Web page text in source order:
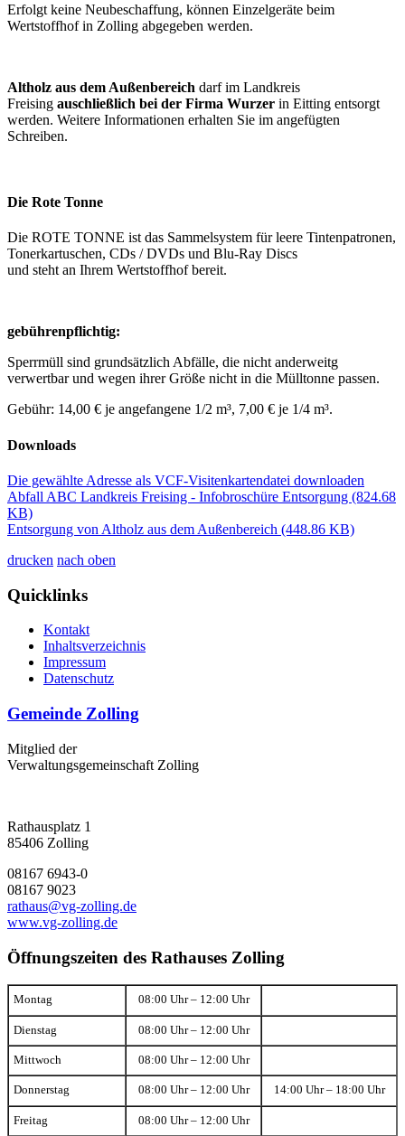
Erfolgt keine Neubeschaffung, können Einzelgeräte beim
Wertstoffhof in Zolling abgegeben werden.
Altholz aus dem Außenbereich darf im Landkreis
Freising auschließlich bei der Firma Wurzer in Eitting entsorgt
werden. Weitere Informationen erhalten Sie im angefügten
Schreiben.
Die Rote Tonne
Die ROTE TONNE ist das Sammelsystem für leere Tintenpatronen,
Tonerkartuschen, CDs / DVDs und Blu-Ray Discs
und steht an Ihrem Wertstoffhof bereit.
gebührenpflichtig:
Sperrmüll sind grundsätzlich Abfälle, die nicht anderweitg
verwertbar und wegen ihrer Größe nicht in die Mülltonne passen.
Gebühr: 14,00 € je angefangene 1/2 m³, 7,00 € je 1/4 m³.
Downloads
Die gewählte Adresse als VCF-Visitenkartendatei downloaden
Abfall ABC Landkreis Freising - Infobroschüre Entsorgung (824.68
KB)
Entsorgung von Altholz aus dem Außenbereich (448.86 KB)
drucken nach oben
Quicklinks
Kontakt
Inhaltsverzeichnis
Impressum
Datenschutz
Gemeinde Zolling
Mitglied der
Verwaltungsgemeinschaft Zolling
Rathausplatz 1
85406 Zolling
08167 6943-0
08167 9023
rathaus@vg-zolling.de
www.vg-zolling.de
Öffnungszeiten des Rathauses Zolling
Montag 08:00 Uhr – 12:00 Uhr
Dienstag 08:00 Uhr – 12:00 Uhr
Mittwoch 08:00 Uhr – 12:00 Uhr
Donnerstag 08:00 Uhr – 12:00 Uhr 14:00 Uhr – 18:00 Uhr
Freitag 08:00 Uhr – 12:00 Uhr